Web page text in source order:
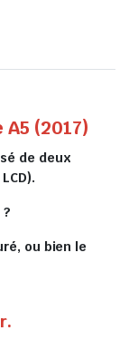
A5 (2017)
de deux
ou bien le